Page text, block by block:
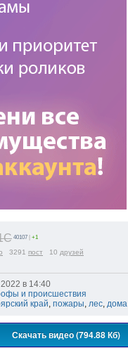
40107 +1
3291 пост 10 друзей
в 14:40
и происшествия
край, пожары, лес, дома
Скачать видео (794.88 Кб)